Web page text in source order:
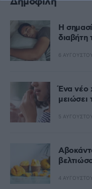
Η
διαβήτη
6
Ένα νέο
μειώσει
5
4